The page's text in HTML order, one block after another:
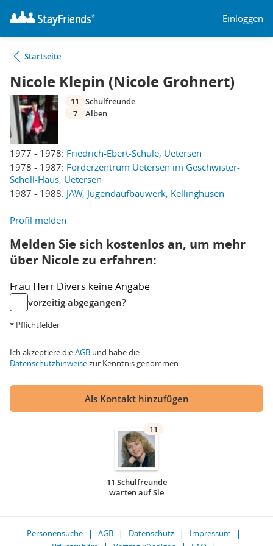
Einloggen
Startseite
Nicole Klepin (Nicole Grohnert)
1977 - 1978: Friedrich-Ebert-Schule, Uetersen
1978 - 1987: Förderzentrum Uetersen im Geschwister-
Scholl-Haus, Uetersen
1987 - 1988: JAW, Jugendaufbauwerk, Kellinghusen
11
Schulfreunde
7
Alben
Profil melden
Melden Sie sich kostenlos an, um mehr
über Nicole zu erfahren:
Frau Herr Divers keine Angabe
vorzeitig abgegangen?
* Pflichtfelder
Ich akzeptiere dieAGB und habe die
Datenschutzhinweisezur Kenntnis genommen.
Als Kontakt hinzufügen
11
11 Schulfreunde
warten auf Sie
Personensuche AGB Datenschutz
Impressum